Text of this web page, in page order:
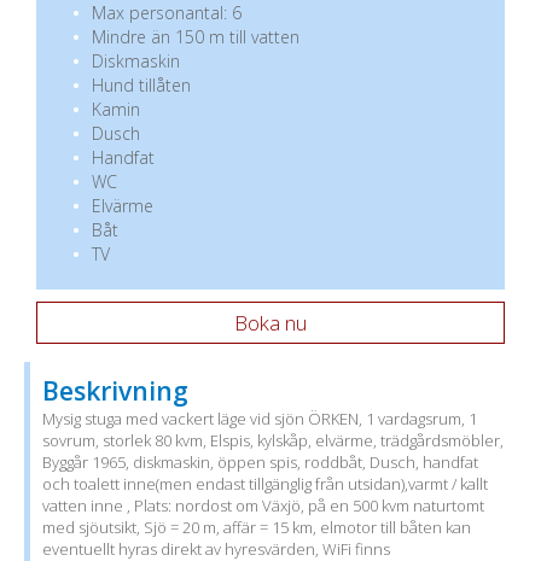
Max personantal: 6
Mindre än 150 m till vatten
Diskmaskin
Hund tillåten
Kamin
Dusch
Handfat
WC
Elvärme
Båt
TV
Boka nu
Beskrivning
Mysig stuga med vackert läge vid sjön ÖRKEN, 1 vardagsrum, 1
sovrum, storlek 80 kvm, Elspis, kylskåp, elvärme, trädgårdsmöbler,
Byggår 1965, diskmaskin, öppen spis, roddbåt, Dusch, handfat
och toalett inne(men endast tillgänglig från utsidan),varmt / kallt
vatten inne , Plats: nordost om Växjö, på en 500 kvm naturtomt
med sjöutsikt, Sjö = 20 m, affär = 15 km, elmotor till båten kan
eventuellt hyras direkt av hyresvärden, WiFi finns